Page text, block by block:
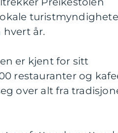
hvert år.
er kjent for sitt
restauranter og
over alt fra